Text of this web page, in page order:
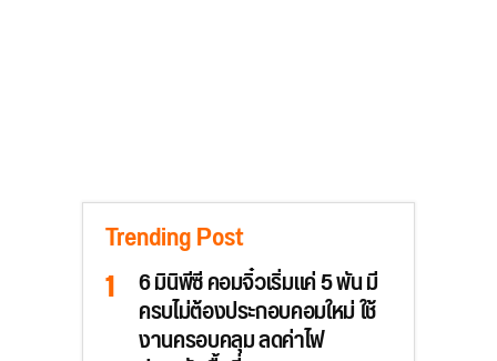
Trending Post
6 มินิพีซี คอมจิ๋วเริ่มแค่ 5 พัน มี
ครบไม่ต้องประกอบคอมใหม่ ใช้
งานครอบคลุม ลดค่าไฟ